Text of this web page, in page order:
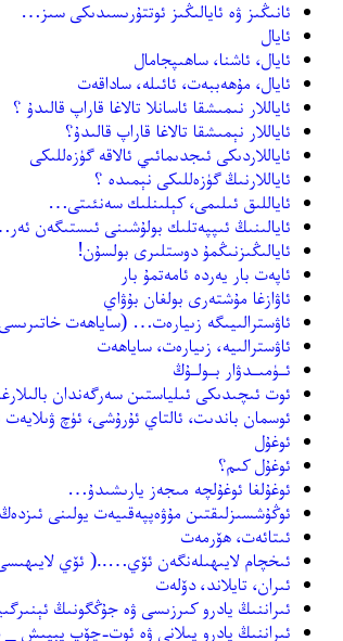
ئانىڭىز ۋە ئايالىڭىز ئوتتۇرىسىدىكى سىز…
ئايال
ئايال، ئاشنا، ساھىپجامال
ئايال، مۇھەببەت، ئائىلە، ساداقەت
ئاياللار نىمىشقا ئاسانلا تالاغا قاراپ قالىدۇ ؟
ئاياللار نېمىشقا تالاغا قاراپ قالىدۇ؟
ئاياللاردىكى ئىجدىمائىي ئالاقە گۈزەللىكى
ئاياللارنىڭ گۈزەللىكى نېمىدە ؟
ئاياللىق ئىلىمى، كېلىنلىك سەنئىتى…
ئايالىنىڭ ئىپپەتلىك بولۇشىنى ئىستىگەن
ئايالىڭىزنىڭمۇ دوستلىرى بولسۇن!
ئاپەت بار يەردە ئامەتمۇ بار
ئاۋازغا مۇشتەرى بولغان بۇۋاي
ئاۋسترالىيىگە زىيارەت… (ساياھەت
ئاۋسترالىيە، زىيارەت، ساياھەت
ئـۈمىـدۋار بـولـۇڭ
ئوت ئىچىدىكى ئىلياستىن سەرگەندان
ئوسمان باندىت، ئالتاي ئۇرۇشى، ئۈچ ۋىلايەت
ئوغۇل
ئوغۇل كىم؟
ئوغۇلغا ئوغۇلچە مىجەز يارىشىدۇ…
ئوڭۇشسىزلىقتىن مۇۋەپپەقىيەت يولىنى ئىزدەڭ
ئىتائەت، ھۆرمەت
ئىخچام لايىھىلەنگەن ئۆي…..( ئۆي
ئىران، تايلاند، دۆلەت
ئىراننىڭ يادرو كىرزىسى ۋە جۇڭگونىڭ
ئىراننىڭ يادرو پىلانى ۋە ئوت-چۆپ يېيىش _